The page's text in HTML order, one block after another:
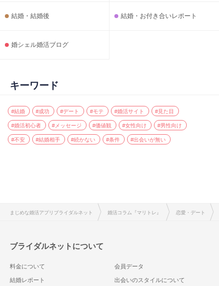
結婚・結婚後 結婚・お付き合いレポート
婚シェル婚活ブログ
キーワード
#結婚 #成功 #デート #モテ #婚活サイト #見た目
#婚活初心者 #メッセージ #価値観 #女性向け #男性向け
#不安 #結婚相手 #続かない #条件 #出会いが無い
まじめな婚活アプリブライダルネット 婚活コラム『マリトレ』 恋愛・デート
ブライダルネットについて
料金について
会員データ
結婚レポート
出会いのスタイルについて